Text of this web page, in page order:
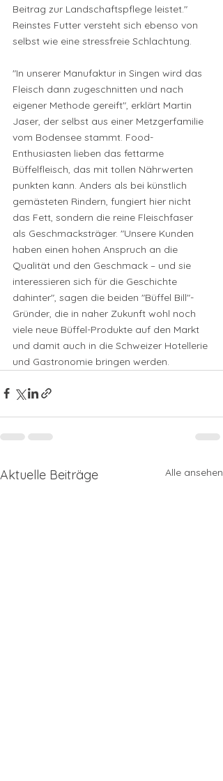
Beitrag zur Landschaftspflege leistet."
Reinstes Futter versteht sich ebenso von
selbst wie eine stressfreie Schlachtung.
"In unserer Manufaktur in Singen wird das
Fleisch dann zugeschnitten und nach
eigener Methode gereift", erklärt Martin
Jaser, der selbst aus einer Metzgerfamilie
vom Bodensee stammt. Food-
Enthusiasten lieben das fettarme
Büffelfleisch, das mit tollen Nährwerten
punkten kann. Anders als bei künstlich
gemästeten Rindern, fungiert hier nicht
das Fett, sondern die reine Fleischfaser
als Geschmacksträger. "Unsere Kunden
haben einen hohen Anspruch an die
Qualität und den Geschmack – und sie
interessieren sich für die Geschichte
dahinter", sagen die beiden "Büffel Bill"-
Gründer, die in naher Zukunft wohl noch
viele neue Büffel-Produkte auf den Markt
und damit auch in die Schweizer Hotellerie
und Gastronomie bringen werden.
Aktuelle Beiträge Alle ansehen